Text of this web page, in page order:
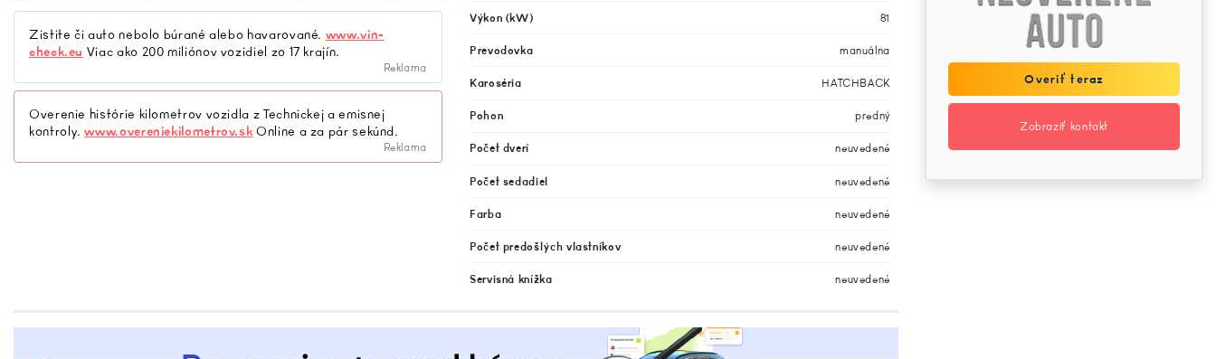
Zistite či auto nebolo búrané alebo havarované. www.vin-
check.eu Viac ako 200 miliónov vozidiel zo 17 krajín.
Reklama
Overenie histórie kilometrov vozidla z Technickej a emisnej
kontroly.www.overeniekilometrov.sk Online a za pár sekúnd.
Reklama
Výkon (kW) 81
Prevodovka manuálna
Karoséria HATCHBACK
Pohon predný
Počet dverí neuvedené
Počet sedadiel neuvedené
Farba neuvedené
Počet predošlých vlastníkov neuvedené
Servisná knížka neuvedené
Overiť teraz
Zobraziť kontakt